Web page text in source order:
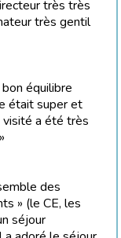
très très
très gentil
équilibre
était super et
visité a été très
des
» (le CE, les
séjour